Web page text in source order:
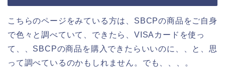
こちらのページをみている方は、SBCPの商品をご自身
で色々と調べていて、できたら、VISAカードを使っ
て、、SBCPの商品を購入できたらいいのに、、と、思
って調べているのかもしれません。でも、、、。